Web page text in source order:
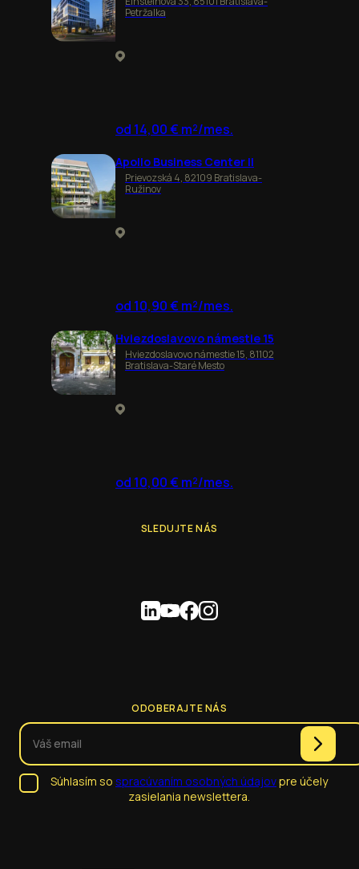
Petržalka
od 14,00 € m²/mes.
Apollo Business Center II
Prievozská 4, 82109 Bratislava-
Ružinov
od 10,90 € m²/mes.
Hviezdoslavovo námestie 15
Hviezdoslavovo námestie 15, 81102
Bratislava-Staré Mesto
od 10,00 € m²/mes.
SLEDUJTE NÁS
ODOBERAJTE NÁS
Súhlasím so spracúvaním osobných údajovpre účely
zasielania newslettera.